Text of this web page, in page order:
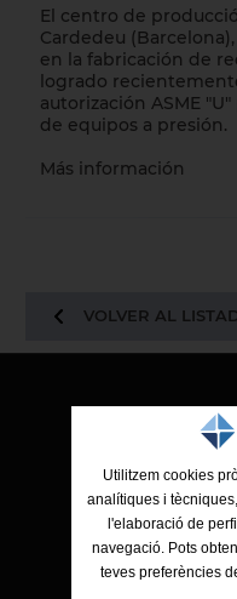
El centro de
Cardedeu
en la fabricación de
logrado
autorización ASME
de equipos a presión.
Más información
VOLVER AL
ITCS - Institut
Ctra. de Molins de
08191
Utilitzem cookies
analítiques i
l'elaboració de
navegació. Pots
teves preferències